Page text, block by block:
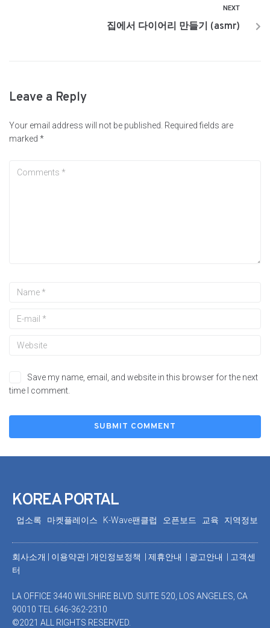
NEXT
집에서 다이어리 만들기 (asmr)
Leave a Reply
Your email address will not be published. Required fields are
marked *
Save my name, email, and website in this browser for the next
time I comment.
KOREA PORTAL
업소록 마켓플레이스 K-Wave팬클럽 오픈보드 교육 지역정보
회사소개 이용약관 개인정보정책 | 제휴안내 | 광고안내
고객센
터
LA OFFICE 3440 WILSHIRE BLVD. SUITE 520, LOS ANGELES, CA
90010 TEL 646-362-2310
©2021 ALL RIGHTS RESERVED.